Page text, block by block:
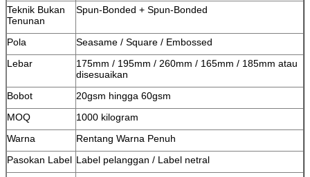
Teknik Bukan
Tenunan
Spun-Bonded + Spun-Bonded
Pola
Seasame / Square / Embossed
Lebar
175mm / 195mm / 260mm / 165mm / 185mm atau
disesuaikan
Bobot
20gsm hingga 60gsm
MOQ
1000 kilogram
Warna
Rentang Warna Penuh
Pasokan Label Label pelanggan / Label netral